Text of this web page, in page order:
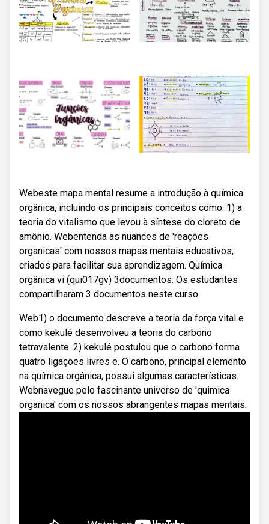
Webeste mapa mental resume a introdução à química
orgânica, incluindo os principais conceitos como: 1) a
teoria do vitalismo que levou à síntese do cloreto de
amônio. Webentenda as nuances de 'reações
organicas' com nossos mapas mentais educativos,
criados para facilitar sua aprendizagem. Química
orgânica vi (qui017gv) 3documentos. Os estudantes
compartilharam 3 documentos neste curso.
Web1) o documento descreve a teoria da força vital e
como kekulé desenvolveu a teoria do carbono
tetravalente. 2) kekulé postulou que o carbono forma
quatro ligações livres e. O carbono, principal elemento
na química orgânica, possui algumas características.
Webnavegue pelo fascinante universo de 'quimica
organica' com os nossos abrangentes mapas mentais.